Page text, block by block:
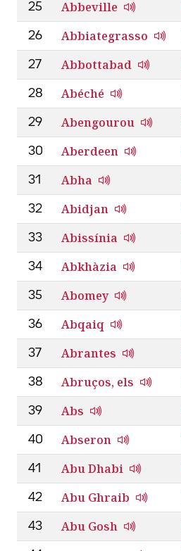
25 Abbeville
26 Abbiategrasso
27 Abbottabad
28 Abéché
29 Abengourou
30 Aberdeen
31 Abha
32 Abidjan
33 Abissínia
34 Abkhàzia
35 Abomey
36 Abqaiq
37 Abrantes
38 Abruços, els
39 Abs
40 Abseron
41 Abu Dhabi
42 Abu Ghraib
43 Abu Gosh